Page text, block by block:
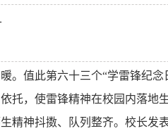
。值此第六十三个“学雷锋纪念
托，使雷锋精神在校园内落地
精神抖擞、队列整齐。校长发